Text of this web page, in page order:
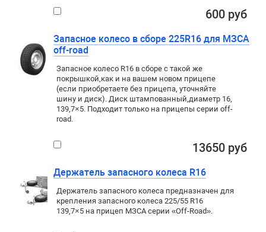
600 руб
Запасное колесо в сборе 225R16 для МЗСА
off-road
Запасное колесо R16 в сборе с такой же
покрышкой,как и на вашем новом прицепе
(если приобретаете без прицепа, уточняйте
шину и диск). Диск штампованный,диаметр 16,
139,7×5. Подходит только на прицепы серии off-
road.
13650 руб
Держатель запасного колеса R16
Держатель запасного колеса предназначен для
крепления запасного колеса 225/55 R16
139,7×5 на прицеп МЗСА серии «Off-Road».